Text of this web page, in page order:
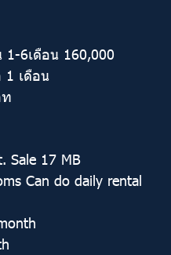
6เดือน 160,000
1 เดือน
Sale 17 MB
Can do daily rental